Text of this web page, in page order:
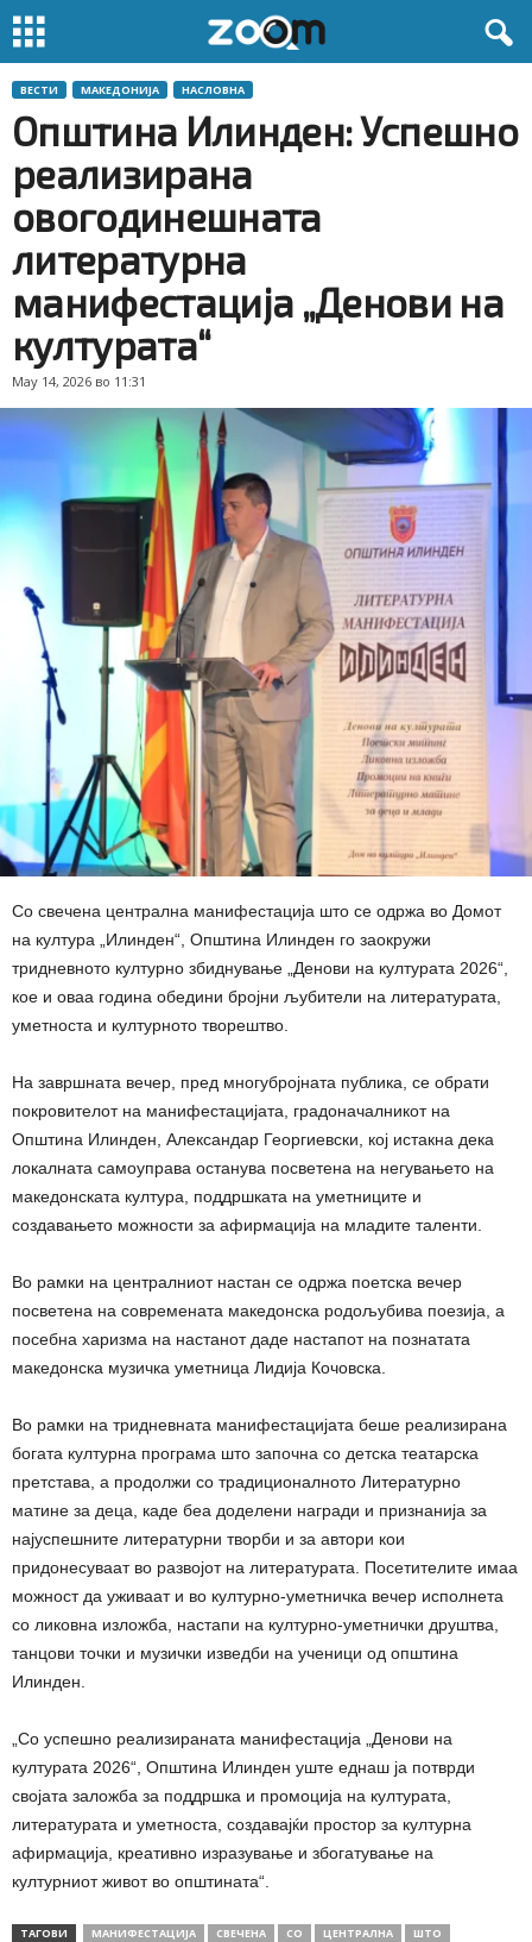
ВЕСТИ МАКЕДОНИЈА НАСЛОВНА
Општина Илинден: Успешно
реализирана
овогодинешната
литературна
манифестација „Денови на
културата“
May 14, 2026 во 11:31
Со свечена централна манифестација што се одржа во Домот
на култура „Илинден“, Општина Илинден го заокружи
тридневното културно збиднување „Денови на културата 2026“,
кое и оваа година обедини бројни љубители на литературата,
уметноста и културното творештво.
На завршната вечер, пред многубројната публика, се обрати
покровителот на манифестацијата, градоначалникот на
Општина Илинден, Александар Георгиевски, кој истакна дека
локалната самоуправа останува посветена на негувањето на
македонската култура, поддршката на уметниците и
создавањето можности за афирмација на младите таленти.
Во рамки на централниот настан се одржа поетска вечер
посветена на современата македонска родољубива поезија, а
посебна харизма на настанот даде настапот на познатата
македонска музичка уметница Лидија Кочовска.
Во рамки на тридневната манифестацијата беше реализирана
богата културна програма што започна со детска театарска
претстава, а продолжи со традиционалното Литературно
матине за деца, каде беа доделени награди и признанија за
најуспешните литературни творби и за автори кои
придонесуваат во развојот на литературата. Посетителите имаа
можност да уживаат и во културно-уметничка вечер исполнета
со ликовна изложба, настапи на културно-уметнички друштва,
танцови точки и музички изведби на ученици од општина
Илинден.
„Со успешно реализираната манифестација „Денови на
културата 2026“, Општина Илинден уште еднаш ја потврди
својата заложба за поддршка и промоција на културата,
литературата и уметноста, создавајќи простор за културна
афирмација, креативно изразување и збогатување на
културниот живот во општината“.
ТАГОВИ МАНИФЕСТАЦИЈА СВЕЧЕНА СО ЦЕНТРАЛНА ШТО